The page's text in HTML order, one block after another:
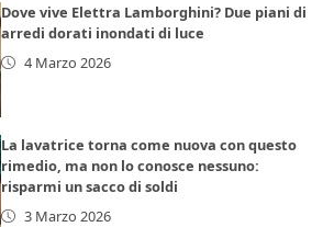
Dove vive Elettra Lamborghini? Due piani di
arredi dorati inondati di luce
4 Marzo 2026
La lavatrice torna come nuova con questo
rimedio, ma non lo conosce nessuno:
risparmi un sacco di soldi
3 Marzo 2026